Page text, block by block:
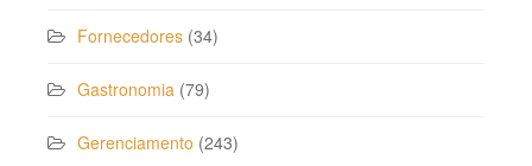
Fornecedores (34)
Gastronomia (79)
Gerenciamento (243)